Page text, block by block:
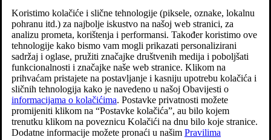
nekoliko je stvari koje morate uzeti u obzir:
Pobrinite se da je softver u vašem automobilu ažuriran na
najnoviju verziju.
Neki automobil imaju postavku na središnjem zaslonu za
uključivanje ili isključivanje punjača[1]. Pobrinite se da aktivirate
punjač prije nego što ga namjeravate upotrijebiti.
Na punjaču nemojte držati druge predmete.
Punjač ima certifikat Qi i osmišljen je za punjenje uređaja s
certifikatom Qi. Za optimalno punjenje vaš telefon mora imati
certifikat Qi, no puniti se mogu svi uređaji koji su kompatibilni sa
standardom Qi.